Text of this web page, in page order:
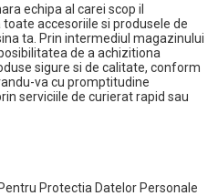
echipa al carei scop il
accesoriile si produsele de
ta. Prin intermediul magazinului
de a achizitiona
sigure si de calitate, conform
va cu promptitudine
serviciile de curierat rapid sau
Protectia Datelor Personale